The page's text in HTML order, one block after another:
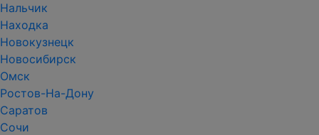
Нальчик
Находка
Новокузнецк
Новосибирск
Омск
Ростов-На-Дону
Саратов
Сочи